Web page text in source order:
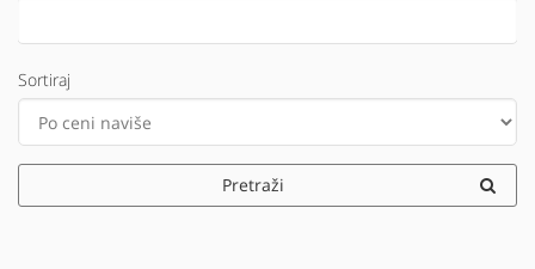
Sortiraj
Pretraži